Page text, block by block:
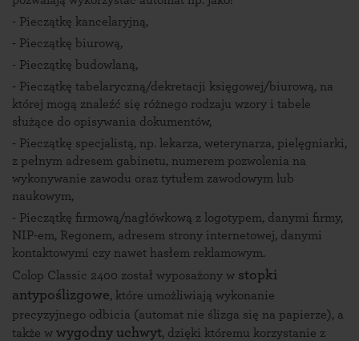
- Pieczątkę kancelaryjną,
- Pieczątkę biurową,
- Pieczątkę budowlaną,
- Pieczątkę tabelaryczną/dekretacji księgowej/biurową, na
której mogą znaleźć się różnego rodzaju wzory i tabele
służące do opisywania dokumentów,
- Pieczątkę specjalistą, np. lekarza, weterynarza, pielęgniarki,
z pełnym adresem gabinetu, numerem pozwolenia na
wykonywanie zawodu oraz tytułem zawodowym lub
naukowym,
- Pieczątkę firmową/nagłówkową z logotypem, danymi firmy,
NIP-em, Regonem, adresem strony internetowej, danymi
kontaktowymi czy nawet hasłem reklamowym.
Colop Classic 2400 został wyposażony w stopki
antypoślizgowe, które umożliwiają wykonanie
precyzyjnego odbicia (automat nie ślizga się na papierze), a
także w wygodny uchwyt, dzięki któremu korzystanie z